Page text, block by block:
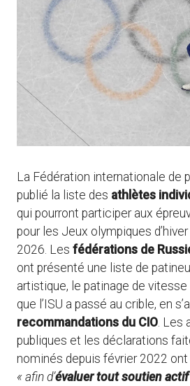
La Fédération internationale de
publié la liste des athlètes
qui pourront participer aux
pour les Jeux olympiques
2026. Les fédérations de
ont présenté une liste de
artistique, le patinage de
que l’ISU a passé au crible, en
recommandations du CIO. Les
publiques et les déclarations
nominés depuis février 2022
« afin d’évaluer tout soutien actif